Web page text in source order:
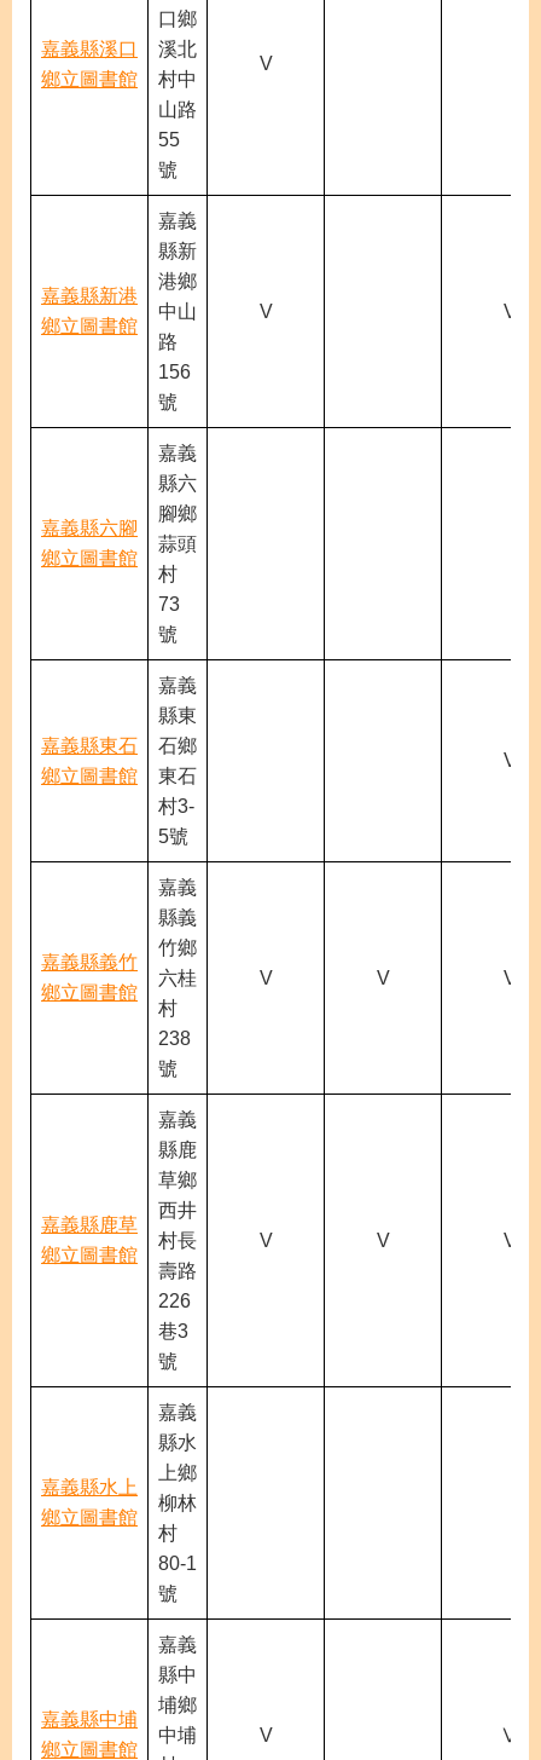
嘉義縣溪口
鄉立圖書館
口鄉
溪北
村中
山路
55
號
V
嘉義縣新港
鄉立圖書館
嘉義
縣新
港鄉
中山
路
156
號
V V
嘉義縣六腳
鄉立圖書館
嘉義
縣六
腳鄉
蒜頭
村
73
號
嘉義縣東石
鄉立圖書館
嘉義
縣東
石鄉
東石
村3-
5號
V
嘉義縣義竹
鄉立圖書館
嘉義
縣義
竹鄉
六桂
村
238
號
V V V
嘉義縣鹿草
鄉立圖書館
嘉義
縣鹿
草鄉
西井
村長
壽路
226
巷3
號
V V V
嘉義縣水上
鄉立圖書館
嘉義
縣水
上鄉
柳林
村
80-1
號
嘉義縣中埔
鄉立圖書館
嘉義
縣中
埔鄉
中埔
V Ⅴ